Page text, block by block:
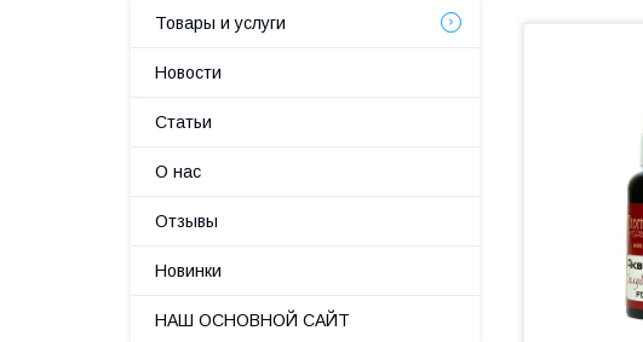
Товары и услуги
Новости
Статьи
О нас
Отзывы
Новинки
НАШ ОСНОВНОЙ САЙТ